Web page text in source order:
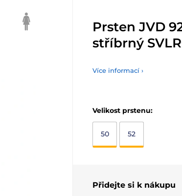
Prsten JVD
stříbrný
Více informací ›
Velikost prstenu:
50 52
Přidejte si k nákupu